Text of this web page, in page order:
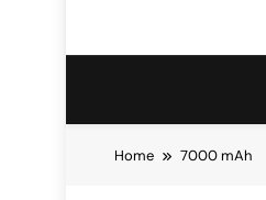
Home 7000 mAh